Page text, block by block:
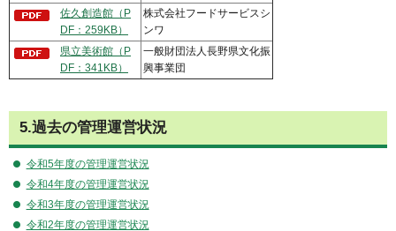
佐久創造館（P
DF：259KB）
株式会社フードサービスシ
ンワ
県立美術館（P
DF：341KB）
一般財団法人長野県文化振
興事業団
5.過去の管理運営状況
令和5年度の管理運営状況
令和4年度の管理運営状況
令和3年度の管理運営状況
令和2年度の管理運営状況